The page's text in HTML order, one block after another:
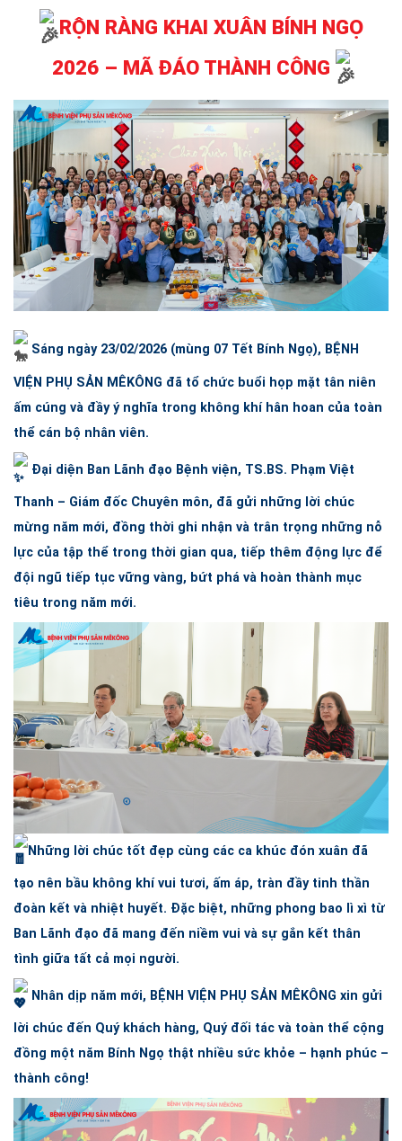
RỘN RÀNG KHAI XUÂN BÍNH NGỌ
2026 – MÃ ĐÁO THÀNH CÔNG
Sáng ngày 23/02/2026 (mùng 07 Tết Bính Ngọ), BỆNH
VIỆN PHỤ SẢN MÊKÔNG đã tổ chức buổi họp mặt tân niên
ấm cúng và đầy ý nghĩa trong không khí hân hoan của toàn
thể cán bộ nhân viên.
Đại diện Ban Lãnh đạo Bệnh viện, TS.BS. Phạm Việt
Thanh – Giám đốc Chuyên môn, đã gửi những lời chúc
mừng năm mới, đồng thời ghi nhận và trân trọng những nỗ
lực của tập thể trong thời gian qua, tiếp thêm động lực để
đội ngũ tiếp tục vững vàng, bứt phá và hoàn thành mục
tiêu trong năm mới.
Những lời chúc tốt đẹp cùng các ca khúc đón xuân đã
tạo nên bầu không khí vui tươi, ấm áp, tràn đầy tinh thần
đoàn kết và nhiệt huyết. Đặc biệt, những phong bao lì xì từ
Ban Lãnh đạo đã mang đến niềm vui và sự gắn kết thân
tình giữa tất cả mọi người.
Nhân dịp năm mới, BỆNH VIỆN PHỤ SẢN MÊKÔNG xin gửi
lời chúc đến Quý khách hàng, Quý đối tác và toàn thể cộng
đồng một năm Bính Ngọ thật nhiều sức khỏe – hạnh phúc –
thành công!